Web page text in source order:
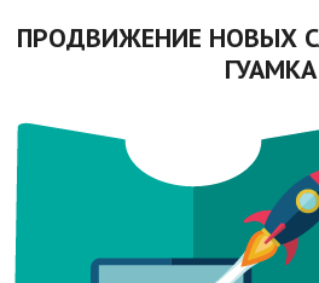
ПРОДВИЖЕНИЕ НОВЫХ
ГУАМКА